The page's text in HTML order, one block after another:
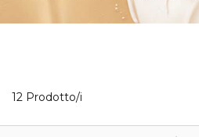
12 Prodotto/i